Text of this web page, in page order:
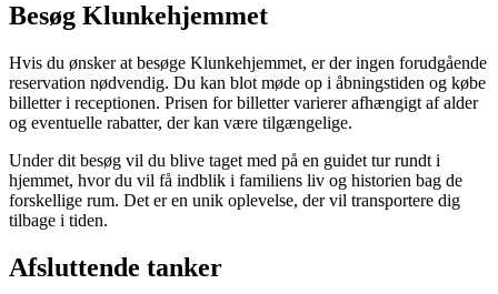
Besøg Klunkehjemmet
Hvis du ønsker at besøge Klunkehjemmet, er der ingen forudgående
reservation nødvendig. Du kan blot møde op i åbningstiden og købe
billetter i receptionen. Prisen for billetter varierer afhængigt af alder
og eventuelle rabatter, der kan være tilgængelige.
Under dit besøg vil du blive taget med på en guidet tur rundt i
hjemmet, hvor du vil få indblik i familiens liv og historien bag de
forskellige rum. Det er en unik oplevelse, der vil transportere dig
tilbage i tiden.
Afsluttende tanker